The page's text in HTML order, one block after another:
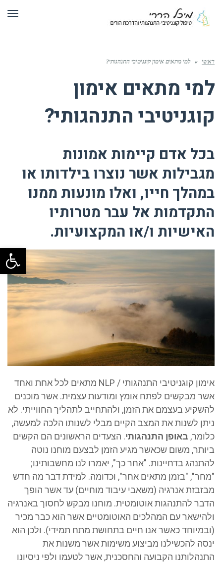
ראשי » למי מתאים אימון קוגניטיבי התנהגותי?
למי מתאים אימון
קוגניטיבי התנהגותי?
בכל אדם קיימות אמונות
מגבילות אשר נוצרו בילדותו או
במהלך חייו, ואלו מונעות ממנו
התקדמות אל עבר מטרותיו
האישיות ו/או המקצועיות.
אימון קוגניטיבי התנהגותי / NLP מתאים לכל אחת ואחד
אשר מבקשים לפתח אומץ ומודעות עצמית. אשר מוכנים
להשקיע בעצמם את הזמן, ולהתחייב לתהליך החווייתי. לא
ניתן לשנות את המצב הקיים מבלי לשנותו הלכה למעשה,
כלומר, באופן התנהגותי. הצעדים הראשונים הם הקשים
ביותר, משום שכאשר מגיע הזמן לבצעם מוחנו נוטה
להתנהג בדחיינות. "אחר כך", יאמרו לנו מחשבותינו;
"מחר", "בזמן מתאים אחר", וכדומה. למידת דבר מה חדש
מבזבזת אנרגיה (משאבי עיבוד מוחיים) עד אשר הופך
הדבר להתנהגות אוטומטית. מוחנו מבקש לחסוך באנרגיה
ולהישאר עם המהלכים האוטומטיים אשר הוא כבר מכיר
(ובמיוחד כאשר אנו חיים בתחושת מתח תמידי). ולכן הוא
ינסה להכשילנו מביצוע משימות אשר משנות את
התנהלותנו הקבועה והחסכנית, אשר לטעמו ולפי ניסיונו